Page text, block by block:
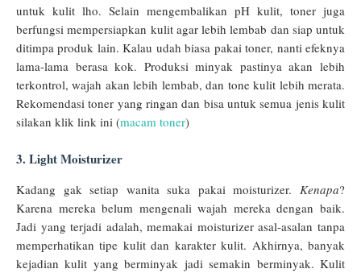
untuk kulit lho. Selain mengembalikan pH kulit, toner juga
berfungsi mempersiapkan kulit agar lebih lembab dan siap untuk
ditimpa produk lain. Kalau udah biasa pakai toner, nanti efeknya
lama-lama berasa kok. Produksi minyak pastinya akan lebih
terkontrol, wajah akan lebih lembab, dan tone kulit lebih merata.
Rekomendasi toner yang ringan dan bisa untuk semua jenis kulit
silakan klik link ini (macam toner)
3. Light Moisturizer
Kadang gak setiap wanita suka pakai moisturizer. Kenapa?
Karena mereka belum mengenali wajah mereka dengan baik.
Jadi yang terjadi adalah, memakai moisturizer asal-asalan tanpa
memperhatikan tipe kulit dan karakter kulit. Akhirnya, banyak
kejadian kulit yang berminyak jadi semakin berminyak. Kulit